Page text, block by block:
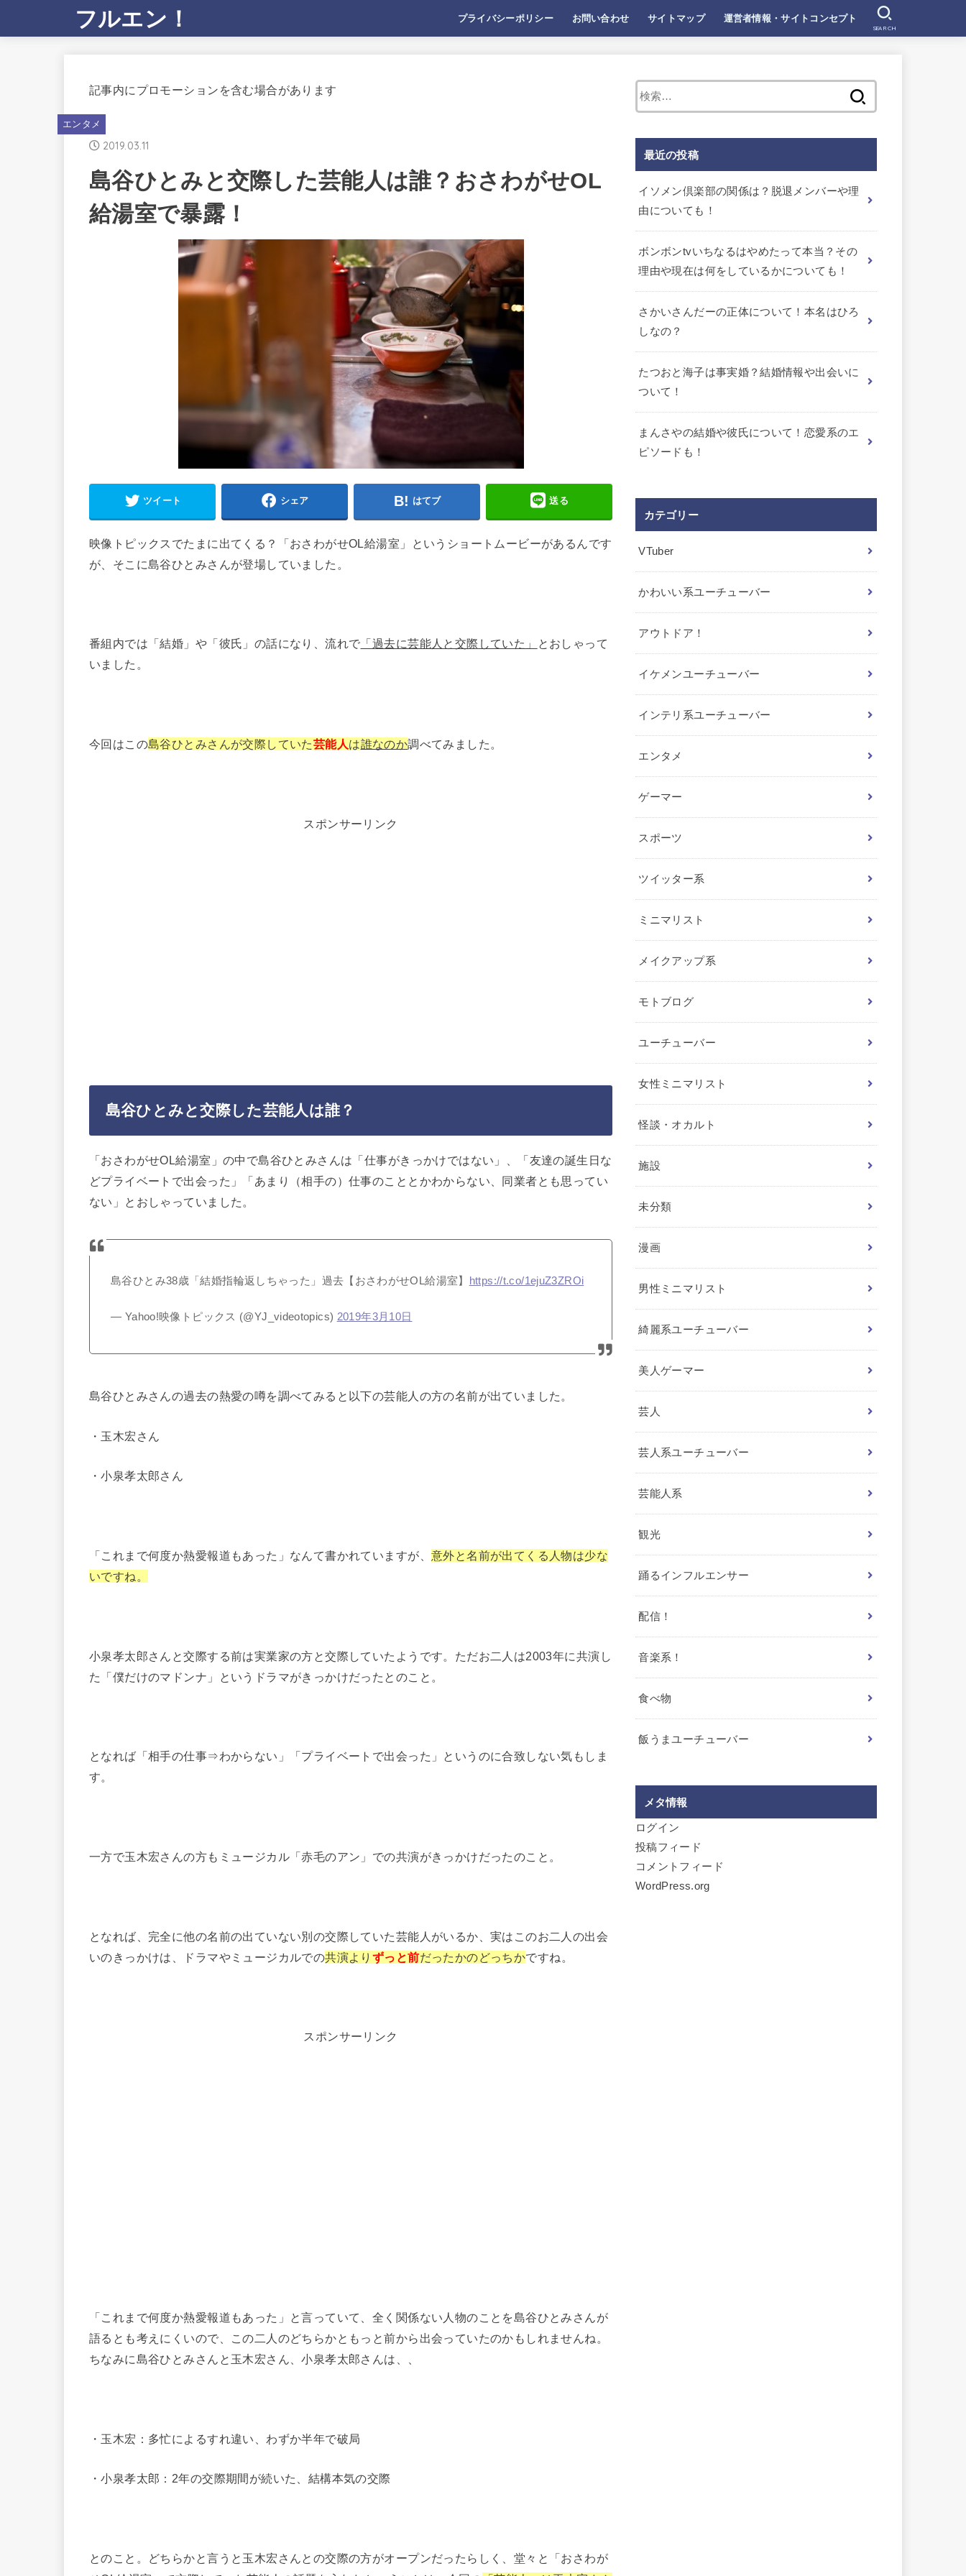
フルエン！ プライバシーポリシー お問い合わせ サイトマップ 運営者情報・サイトコンセプト
SEARCH
記事内にプロモーションを含む場合があります
エンタメ
2019.03.11
島谷ひとみと交際した芸能人は誰？おさわがせOL
給湯室で暴露！
ツイート シェア はてブ 送る
映像トピックスでたまに出てくる？「おさわがせOL給湯室」というショートムービーがあるんです
が、そこに島谷ひとみさんが登場していました。
番組内では「結婚」や「彼氏」の話になり、流れで 「過去に芸能人と交際していた」
とおしゃって
いました。
今回はこの島谷ひとみさんが交際していた芸能人は誰なのか調べてみました。
スポンサーリンク
島谷ひとみと交際した芸能人は誰？
「おさわがせOL給湯室」の中で島谷ひとみさんは「仕事がきっかけではない」、「友達の誕生日な
どプライベートで出会った」「あまり（相手の）仕事のこととかわからない、同業者とも思ってい
ない」とおしゃっていました。
島谷ひとみ38歳「結婚指輪返しちゃった」過去【おさわがせOL給湯室】 https://t.co/1ejuZ3ZROi
— Yahoo!映像トピックス (@YJ_videotopics) 2019年3月10日
島谷ひとみさんの過去の熱愛の噂を調べてみると以下の芸能人の方の名前が出ていました。
・玉木宏さん
・小泉孝太郎さん
「これまで何度か熱愛報道もあった」なんて書かれていますが、 意外と名前が出てくる人物は少な
いですね。
小泉孝太郎さんと交際する前は実業家の方と交際していたようです。ただお二人は2003年に共演し
た「僕だけのマドンナ」というドラマがきっかけだったとのこと。
となれば「相手の仕事⇒わからない」「プライベートで出会った」というのに合致しない気もしま
す。
一方で玉木宏さんの方もミュージカル「赤毛のアン」での共演がきっかけだったのこと。
となれば、完全に他の名前の出ていない別の交際していた芸能人がいるか、実はこのお二人の出会
いのきっかけは、ドラマやミュージカルでの共演より ずっと前だったかのどっちかですね。
スポンサーリンク
「これまで何度か熱愛報道もあった」と言っていて、全く関係ない人物のことを島谷ひとみさんが
語るとも考えにくいので、この二人のどちらかともっと前から出会っていたのかもしれませんね。
ちなみに島谷ひとみさんと玉木宏さん、小泉孝太郎さんは、、
・玉木宏：多忙によるすれ違い、わずか半年で破局
・小泉孝太郎：2年の交際期間が続いた、結構本気の交際
とのこと。どちらかと言うと玉木宏さんとの交際の方がオープンだったらしく、堂々と「おさわが
最近の投稿
イソメン倶楽部の関係は？脱退メンバーや理
由についても！
ボンボンtvいちなるはやめたって本当？その
理由や現在は何をしているかについても！
さかいさんだーの正体について！本名はひろ
しなの？
たつおと海子は事実婚？結婚情報や出会いに
ついて！
まんさやの結婚や彼氏について！恋愛系のエ
ピソードも！
カテゴリー
VTuber
かわいい系ユーチューバー
アウトドア！
イケメンユーチューバー
インテリ系ユーチューバー
エンタメ
ゲーマー
スポーツ
ツイッター系
ミニマリスト
メイクアップ系
モトブログ
ユーチューバー
女性ミニマリスト
怪談・オカルト
施設
未分類
漫画
男性ミニマリスト
綺麗系ユーチューバー
美人ゲーマー
芸人
芸人系ユーチューバー
芸能人系
観光
踊るインフルエンサー
配信！
音楽系！
食べ物
飯うまユーチューバー
メタ情報
ログイン
投稿フィード
コメントフィード
WordPress.org